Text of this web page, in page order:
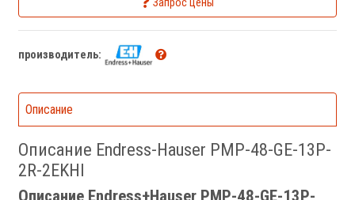
Запрос цены
производитель:
Описание
Описание Endress-Hauser PMP-48-GE-13P-
2R-2EKHI
Описание Endress+Hauser PMP-48-GE-13P-